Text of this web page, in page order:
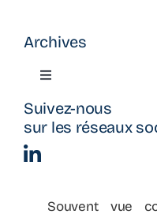
Archives
Toggle
Actualité
Suivez-nous
sur les réseaux
Souvent vue